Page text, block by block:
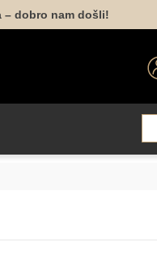
– dobro nam došli!